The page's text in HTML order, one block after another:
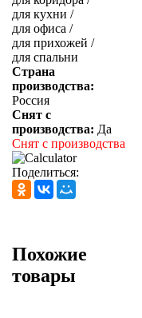
для кухни /
для офиса /
для прихожей /
для спальни
Страна
производства:
Россия
Снят с
производства: Да
Снят с производства
Поделиться:
Похожие
товары